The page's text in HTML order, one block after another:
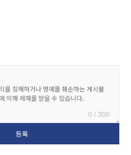
0 / 300